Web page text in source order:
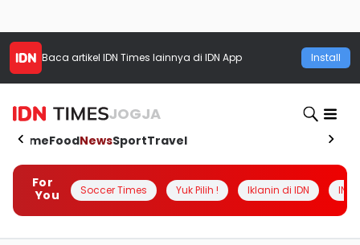
Baca artikel IDN Times lainnya di IDN App Install
JOGJA
HomeFoodNewsSportTravel
For
You
Soccer Times Yuk Pilih ! Iklanin di IDN